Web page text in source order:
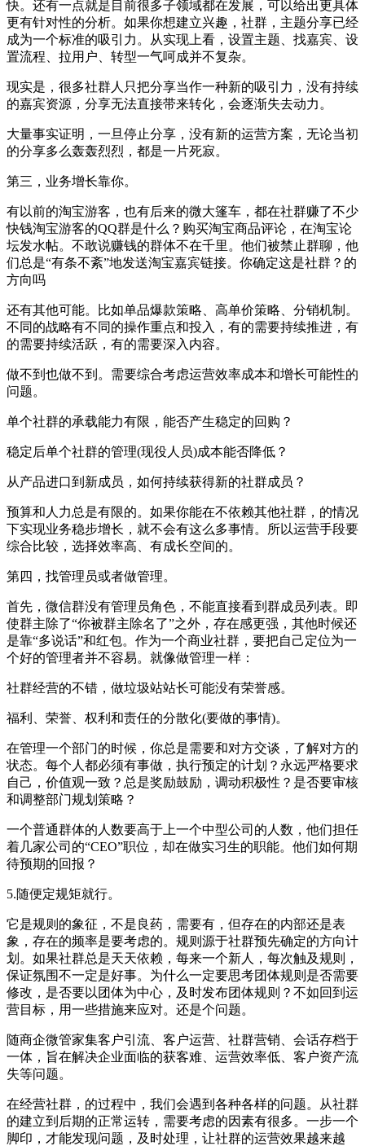
快。还有一点就是目前很多子领域都在发展，可以给出更具体
更有针对性的分析。如果你想建立兴趣，社群，主题分享已经
成为一个标准的吸引力。从实现上看，设置主题、找嘉宾、设
置流程、拉用户、转型一气呵成并不复杂。
现实是，很多社群人只把分享当作一种新的吸引力，没有持续
的嘉宾资源，分享无法直接带来转化，会逐渐失去动力。
大量事实证明，一旦停止分享，没有新的运营方案，无论当初
的分享多么轰轰烈烈，都是一片死寂。
第三，业务增长靠你。
有以前的淘宝游客，也有后来的微大篷车，都在社群赚了不少
快钱淘宝游客的QQ群是什么？购买淘宝商品评论，在淘宝论
坛发水帖。不敢说赚钱的群体不在千里。他们被禁止群聊，他
们总是“有条不紊”地发送淘宝嘉宾链接。你确定这是社群？的
方向吗
还有其他可能。比如单品爆款策略、高单价策略、分销机制。
不同的战略有不同的操作重点和投入，有的需要持续推进，有
的需要持续活跃，有的需要深入内容。
做不到也做不到。需要综合考虑运营效率成本和增长可能性的
问题。
单个社群的承载能力有限，能否产生稳定的回购？
稳定后单个社群的管理(现役人员)成本能否降低？
从产品进口到新成员，如何持续获得新的社群成员？
预算和人力总是有限的。如果你能在不依赖其他社群，的情况
下实现业务稳步增长，就不会有这么多事情。所以运营手段要
综合比较，选择效率高、有成长空间的。
第四，找管理员或者做管理。
首先，微信群没有管理员角色，不能直接看到群成员列表。即
使群主除了“你被群主除名了”之外，存在感更强，其他时候还
是靠“多说话”和红包。作为一个商业社群，要把自己定位为一
个好的管理者并不容易。就像做管理一样：
社群经营的不错，做垃圾站站长可能没有荣誉感。
福利、荣誉、权利和责任的分散化(要做的事情)。
在管理一个部门的时候，你总是需要和对方交谈，了解对方的
状态。每个人都必须有事做，执行预定的计划？永远严格要求
自己，价值观一致？总是奖励鼓励，调动积极性？是否要审核
和调整部门规划策略？
一个普通群体的人数要高于上一个中型公司的人数，他们担任
着几家公司的“CEO”职位，却在做实习生的职能。他们如何期
待预期的回报？
5.随便定规矩就行。
它是规则的象征，不是良药，需要有，但存在的内部还是表
象，存在的频率是要考虑的。规则源于社群预先确定的方向计
划。如果社群总是天天依赖，每来一个新人，每次触及规则，
保证氛围不一定是好事。为什么一定要思考团体规则是否需要
修改，是否要以团体为中心，及时发布团体规则？不如回到运
营目标，用一些措施来应对。还是个问题。
随商企微管家集客户引流、客户运营、社群营销、会话存档于
一体，旨在解决企业面临的获客难、运营效率低、客户资产流
失等问题。
在经营社群，的过程中，我们会遇到各种各样的问题。从社群
的建立到后期的正常运转，需要考虑的因素有很多。一步一个
脚印，才能发现问题，及时处理，让社群的运营效果越来越